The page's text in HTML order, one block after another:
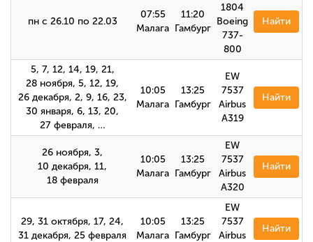
пн с 26.10 по 22.03
07:55
Малага
11:20
Гамбург
1804
Boeing
737-
800
Найти
5, 7, 12, 14, 19, 21,
28 ноября, 5, 12, 19,
26 декабря, 2, 9, 16, 23,
30 января, 6, 13, 20,
27 февраля, …
10:05
Малага
13:25
Гамбург
EW
7537
Airbus
A319
Найти
26 ноября, 3,
10 декабря, 11,
18 февраля
10:05
Малага
13:25
Гамбург
EW
7537
Airbus
A320
Найти
29, 31 октября, 17, 24,
31 декабря, 25 февраля
10:05
Малага
13:25
Гамбург
EW
7537
Airbus
Найти